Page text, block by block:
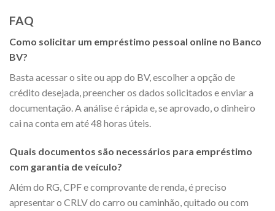
FAQ
Como solicitar um empréstimo pessoal online no Banco
BV?
Basta acessar o site ou app do BV, escolher a opção de
crédito desejada, preencher os dados solicitados e enviar a
documentação. A análise é rápida e, se aprovado, o dinheiro
cai na conta em até 48 horas úteis.
Quais documentos são necessários para empréstimo
com garantia de veículo?
Além do RG, CPF e comprovante de renda, é preciso
apresentar o CRLV do carro ou caminhão, quitado ou com